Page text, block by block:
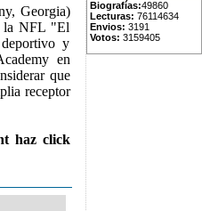
Georgia)
la NFL "El
y
en
que
receptor
haz click
Biografías:49860
Lecturas: 76114634
Envios: 3191
Votos: 3159405